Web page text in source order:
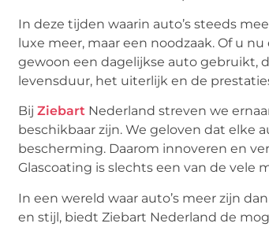
In deze tijden waarin auto’s steeds
luxe meer, maar een noodzaak. Of u
gewoon een dagelijkse auto gebruikt,
levensduur, het uiterlijk en de
Bij Ziebart Nederland streven we
beschikbaar zijn. We geloven dat elke
bescherming. Daarom innoveren en
Glascoating is slechts een van de
In een wereld waar auto’s meer zijn
en stijl, biedt Ziebart Nederland de